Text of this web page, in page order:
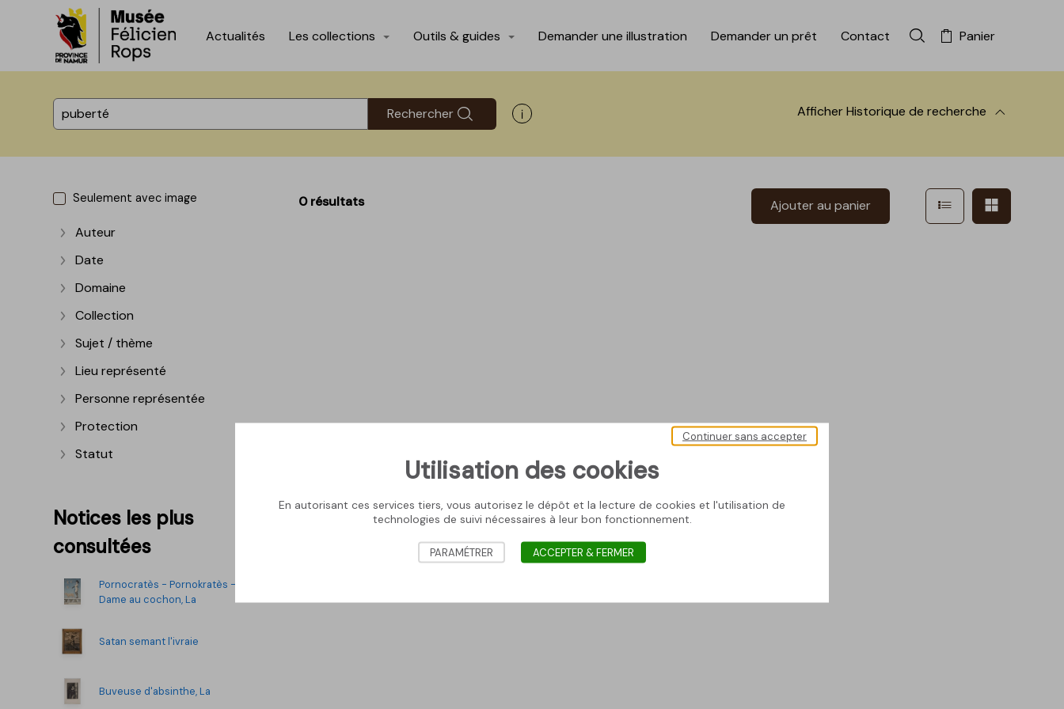
Accèder directement au contenu
Accèder directement au contenu
Actualités Les collections Outils & guides Demander une illustration Demander un prêt Contact Rechercher dans la
Panier
Rechercher Afficher les informations d'aide à la recherche AfficherHistorique de recherche
Seulement avec image
Afficher plus
Auteur
Afficher plus
Date
Afficher plus
Domaine
Afficher plus
Collection
Afficher plus
Sujet / thème
Afficher plus
Lieu représenté
Afficher plus
Personne représentée
Afficher plus
Protection
Afficher plus
Statut
Notices les plus
consultées
Pornocratès - Pornokratès -
Dame au cochon, La
Satan semant l'ivraie
Buveuse d'absinthe, La
0 résultats Ajouter au panier Afficher en mode
Utilisation des cookies
En autorisant ces services tiers, vous autorisez le dépôt et la lecture de cookies et l'utilisation de
technologies de suivi nécessaires à leur bon fonctionnement.
Continuer sans accepter
PARAMÉTRER ACCEPTER & FERMER